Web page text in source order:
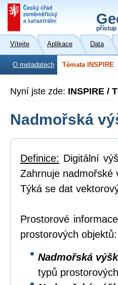
přístup
Vítejte Aplikace Data
O metadatech Témata INSPIRE
Nyní jste zde: INSPIRE /
Nadmořská
Definice: Digitální
Zahrnuje nadmořské
Týká se dat
Prostorové
prostorových objektů:
Nadmořská
typů